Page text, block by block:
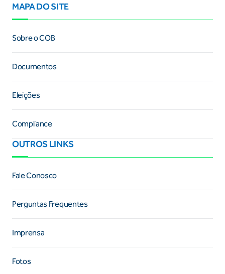
MAPA DO SITE
Sobre o COB
Documentos
Eleições
Compliance
OUTROS LINKS
Fale Conosco
Perguntas Frequentes
Imprensa
Fotos